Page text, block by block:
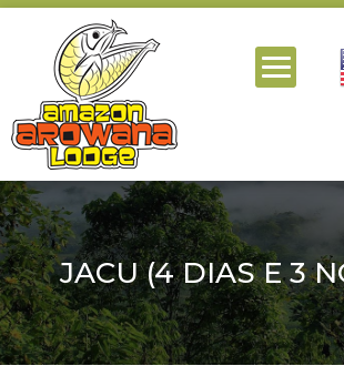
JACU (4 DIAS E 3